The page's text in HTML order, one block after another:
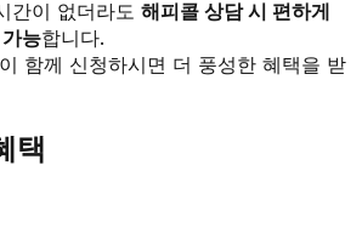
간이 없더라도 해피콜 상담 시 편하게
능합니다.
함께 신청하시면 더 풍성한 혜택을 받
택